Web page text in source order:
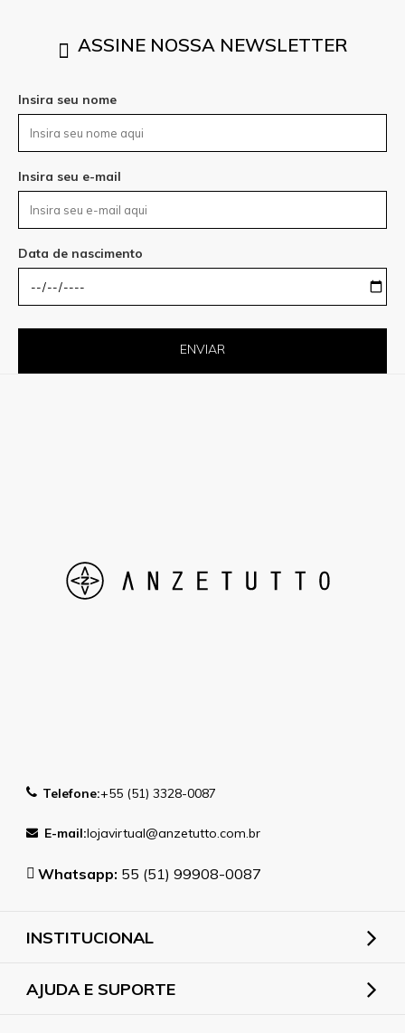
ASSINE NOSSA NEWSLETTER
Insira seu nome
Insira seu e-mail
Data de nascimento
ENVIAR
Telefone:+55 (51) 3328-0087
E-mail:lojavirtual@anzetutto.com.br
Whatsapp: 55 (51) 99908-0087
INSTITUCIONAL
AJUDA E SUPORTE